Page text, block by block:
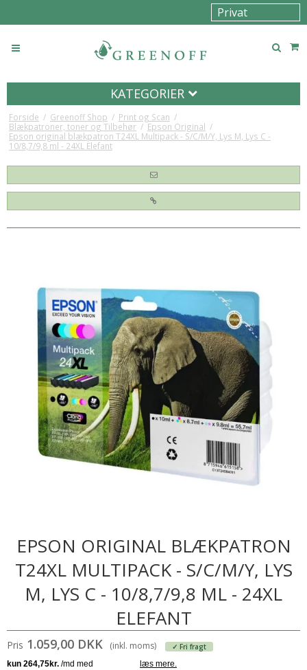
KATEGORIER
Forside / Greenoff Shop / Print og Scan /
Blækpatroner, toner og Tilbehør / Epson Original /
Epson original blækpatron T24XL Multipack - S/C/M/Y, Lys M, Lys C -
10/8,7/9,8 ml - 24XL Elefant
EPSON ORIGINAL BLÆKPATRON
T24XL MULTIPACK - S/C/M/Y, LYS
M, LYS C - 10/8,7/9,8 ML - 24XL
ELEFANT
Pris 1.059,00 DKK (inkl. moms) ✓ Fri fragt